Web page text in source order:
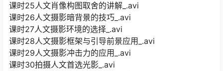
课时25人文肖像构图取舍的讲解_.avi
课时26人文摄影暗背景的技巧_.avi
课时27人文摄影环境的选择_.avi
课时28人文摄影框架与引导前景应用_.avi
课时29人文摄影冲击力的应用_.avi
课时30拍摄人文首选光影_.avi